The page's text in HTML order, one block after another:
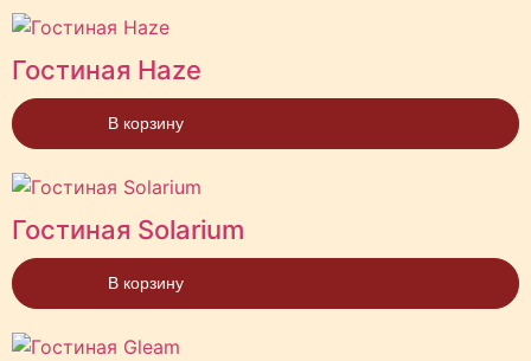
Гостиная Haze
В корзину
Гостиная Solarium
В корзину